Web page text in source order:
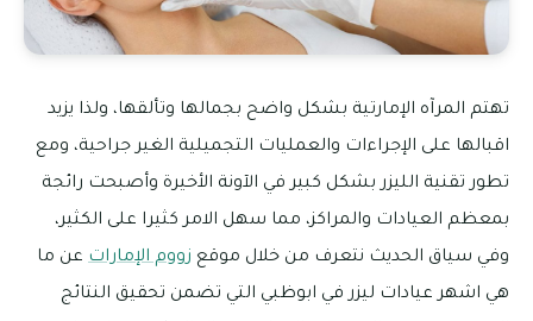
تهتم المرآه الإمارتية بشكل واضح بجمالها وتألقها، ولذا يزيد
اقبالها على الإجراءات والعمليات التجميلية الغير جراحية، ومع
تطور تقنية الليزر بشكل كبير في الآونة الأخيرة وأصبحت رائجة
بمعظم العيادات والمراكز، مما سهل الامر كثيرا على الكثير،
وفي سياق الحديث نتعرف من خلال موقع زووم الإمارات عن ما
هي اشهر عيادات ليزر في ابوظبي التي تضمن تحقيق النتائج